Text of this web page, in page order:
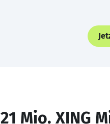
21 Mio. XING